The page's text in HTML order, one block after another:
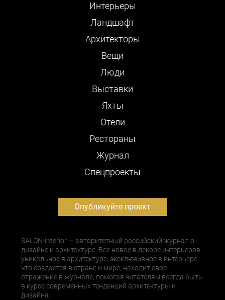
Интерьеры
Ландшафт
Архитекторы
Вещи
Люди
Выставки
Яхты
Отели
Рестораны
Журнал
Cпецпроекты
Опубликуйте проект
SALON-interior — авторитетный российский журнал о
дизайне и архитектуре. Все новое в декоре интерьеров,
уникальное в архитектуре, эксклюзивное в интерьере,
что создается в стране и мире, находит свое
отражение в журнале, помогая читателям всегда быть
в курсе современных тенденций архитектуры и
дизайна.